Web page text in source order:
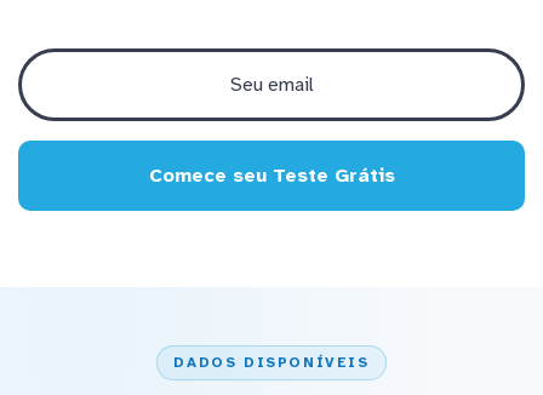
Comece seu Teste Grátis
DADOS DISPONÍVEIS